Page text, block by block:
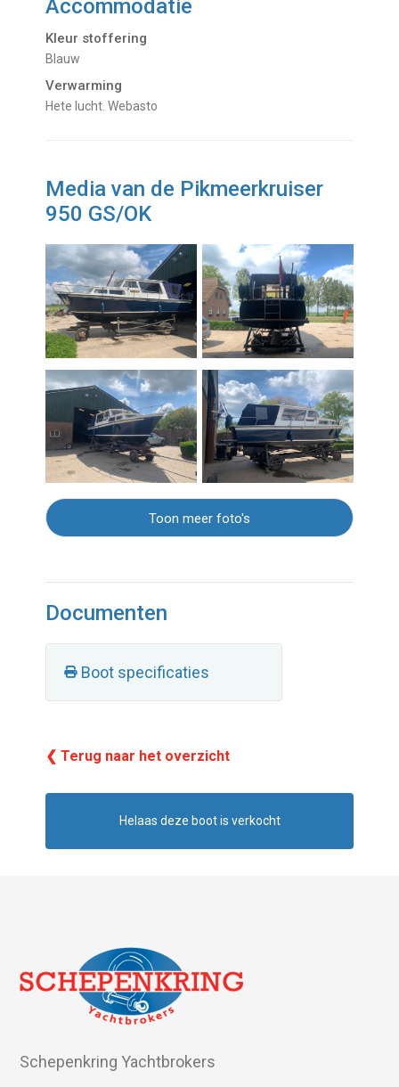
Accommodatie
Kleur stoffering
Blauw
Verwarming
hete lucht. Webasto
Media van de Pikmeerkruiser
950 GS/OK
Toon meer foto's
Documenten
Boot specificaties
❮ Terug naar het overzicht
Helaas deze boot is verkocht
Schepenkring Yachtbrokers